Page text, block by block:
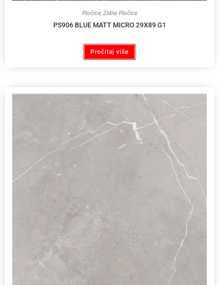
Pločice, Zidne Pločice
PS906 BLUE MATT MICRO 29X89 G1
Pročitaj više